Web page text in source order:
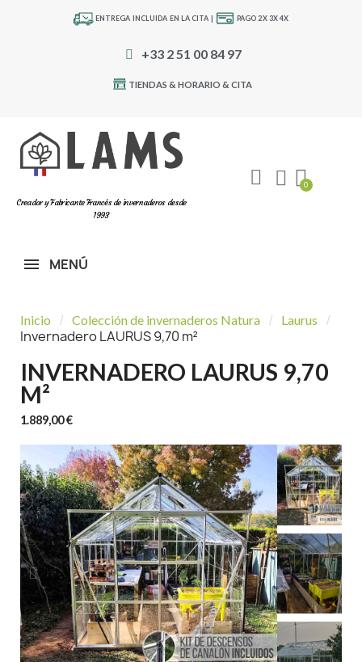
ENTREGA INCLUIDA EN LA CITA | PAGO 2X 3X 4X
+33 2 51 00 84 97
TIENDAS & HORARIO & CITA
Creador y Fabricante Francés de invernaderos desde
1993
MENÚ
Inicio Colección de invernaderos Natura Laurus
Invernadero LAURUS 9,70 m²
INVERNADERO LAURUS 9,70
M²
1.889,00 €